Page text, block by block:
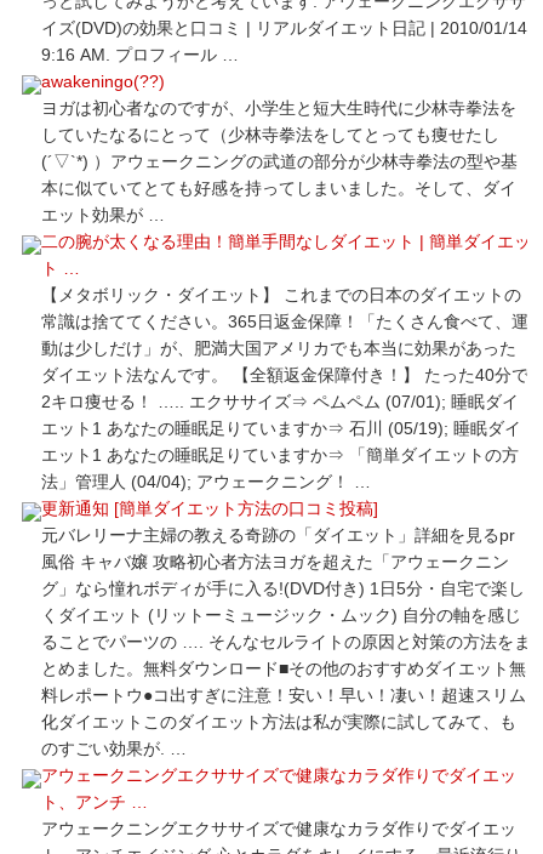
イズ(DVD)の効果と口コミ | リアルダイエット日記 | 2010/01/14
9:16 AM. プロフィール …
awakeningo(??)
ヨガは初心者なのですが、小学生と短大生時代に少林寺拳法を
していたなるにとって（少林寺拳法をしてとっても痩せたし
(´▽`*) ）アウェークニングの武道の部分が少林寺拳法の型や基
本に似ていてとても好感を持ってしまいました。そして、ダイ
エット効果が …
二の腕が太くなる理由！簡単手間なしダイエット | 簡単ダイエッ
ト …
【メタボリック・ダイエット】 これまでの日本のダイエットの
常識は捨ててください。365日返金保障！「たくさん食べて、運
動は少しだけ」が、肥満大国アメリカでも本当に効果があった
ダイエット法なんです。 【全額返金保障付き！】 たった40分で
2キロ痩せる！ ….. エクササイズ⇒ ペムペム (07/01); 睡眠ダイ
エット1 あなたの睡眠足りていますか⇒ 石川 (05/19); 睡眠ダイ
エット1 あなたの睡眠足りていますか⇒ 「簡単ダイエットの方
法」管理人 (04/04); アウェークニング！ …
更新通知 [簡単ダイエット方法の口コミ投稿]
元バレリーナ主婦の教える奇跡の「ダイエット」詳細を見るpr
風俗 キャバ嬢 攻略初心者方法ヨガを超えた「アウェークニン
グ」なら憧れボディが手に入る!(DVD付き) 1日5分・自宅で楽し
くダイエット (リットーミュージック・ムック) 自分の軸を感じ
ることでパーツの …. そんなセルライトの原因と対策の方法をま
とめました。無料ダウンロード■その他のおすすめダイエット無
料レポートウ●コ出すぎに注意！安い！早い！凄い！超速スリム
化ダイエットこのダイエット方法は私が実際に試してみて、も
のすごい効果が. …
アウェークニングエクササイズで健康なカラダ作りでダイエッ
ト、アンチ …
アウェークニングエクササイズで健康なカラダ作りでダイエッ